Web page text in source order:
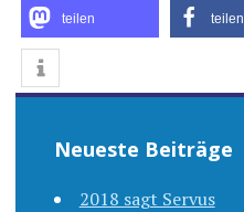
teilen teilen
Neueste Beiträge
2018 sagt Servus